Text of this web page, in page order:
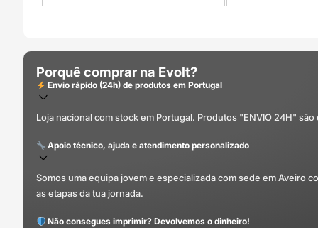
Porquê comprar na Evolt?
Envio rápido (24h) de produtos em Portugal
Loja nacional com stock em Portugal. Produtos "ENVIO 24H"
Apoio técnico, ajuda e atendimento personalizado
Somos uma equipa jovem e especializada com sede em Aveiro
as etapas da tua jornada.
Não consegues imprimir? Devolvemos o dinheiro!